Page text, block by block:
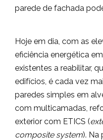
parede de fachada
Hoje em dia, com as
eficiência energética
existentes a reabilitar,
edifícios, é cada vez
paredes simples em
com multicamadas,
exterior com ETICS (
composite system). Na